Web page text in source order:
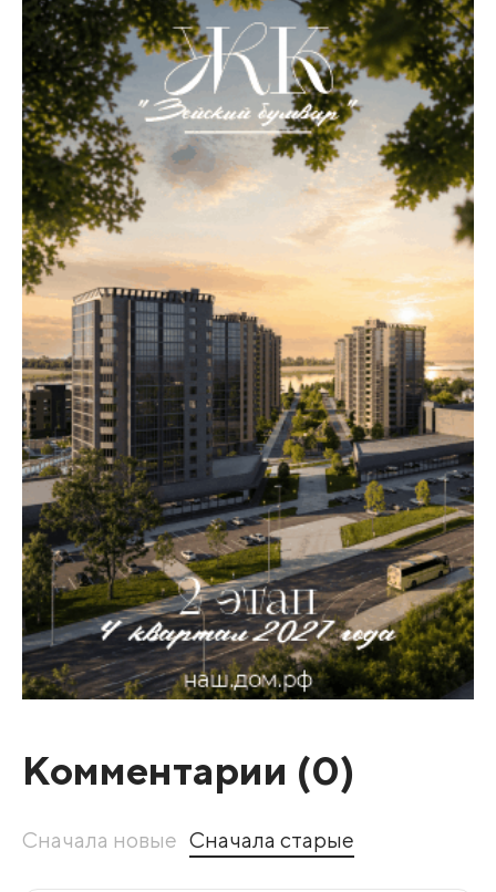
Комментарии (0)
Сначала новые Сначала старые